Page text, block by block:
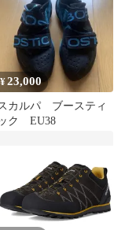
¥23,000
カルパ ブースティ
ク EU38